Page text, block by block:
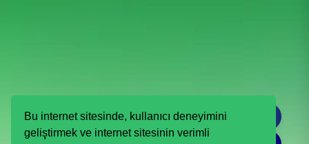
Bu internet sitesinde, kullanıcı deneyimini
geliştirmek ve internet sitesinin verimli
Endüstriyel Elektrik Sistemleri için Otomatik Sigortalar,